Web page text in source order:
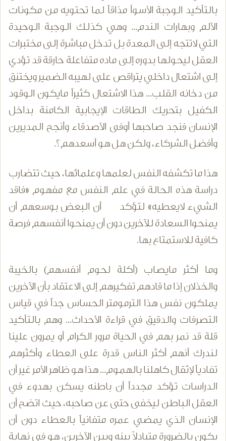
بالتأكيد الوجبة الأسوأ مذاقاً لما تحتويه من مكونات
الألم وبهارات الندم... وهي كذلك الوجبة الوحيدة
التي لاتتجه إلى المعدة بل تدخل مباشرة إلى مختبرات
العقل ليحولها بدوره إلى ماده متفاعلة حارقة قد تؤدي
إلى اشتعال داخلي يتراقص على لهيبه الضمير ويختنق
من دخانه القلب... هذا الاشتعال كثيراً مايكون الوقود
الكفيل بتحريك الطاقات الإيجابية الكامنة بداخل
الإنسان فنجد صاحبها أوفى الأصدقاء وأنجح المديرين
وأفضل الشركاء، ولكن هل هو أسعدهم؟.
هذا ما تكشفه النفس لعلمها وعلمائها، حيث تتضارب
دراسة هذه الحالة في علم النفس مع مفهوم «فاقد
الشيء لايعطيه» لتؤكد أن البعض بوسعهم أن
يمنحوا السعادة للآخرين دون أن يمنحوا أنفسهم فرصة
كافية للاستمتاع بها.
وما أكثر مايصاب (أكلة لحوم أنفسهم) بالخيبة
والخذلان إذا ما قادهم تفكيرهم إلى الاعتقاد بأن الآخرين
يملكون نفس هذا الترمومتر الحساس جداً في قياس
التصرفات والدقيق في قراءة الأحداث... وهم بالتأكيد
قلة قد نمر بهم في الحياة مرور الكرام أو يمرون علينا
لندرك أنهم أكثر الناس قدرة على العطاء وأكثرهم
تفادياً لإثقال كاهلنا بالهموم... هذا هو ظاهر الأمر غير أن
الدراسات تؤكد مجدداً أن باطنه يسكن بهدوء في
العقل الباطن ليخفى حتى عن صاحبه، حيث اتضح أن
الإنسان الذي يمضي عمره متفانياً بالعطاء دون أن
يكون بالضرورة متبادلاً بينه وبين الآخرين، هو في نهاية